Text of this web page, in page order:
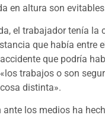
en altura son
el trabajador tenía la
que había entre
que podría
trabajos o son
distinta».
ante los medios ha